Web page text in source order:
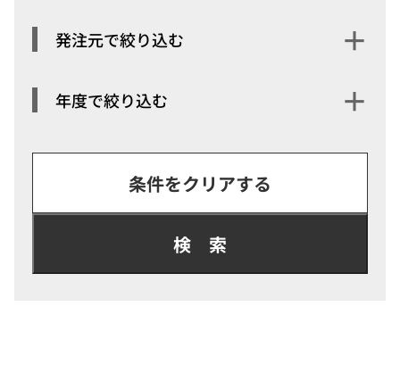
発注元で絞り込む ＋
年度で絞り込む ＋
検索